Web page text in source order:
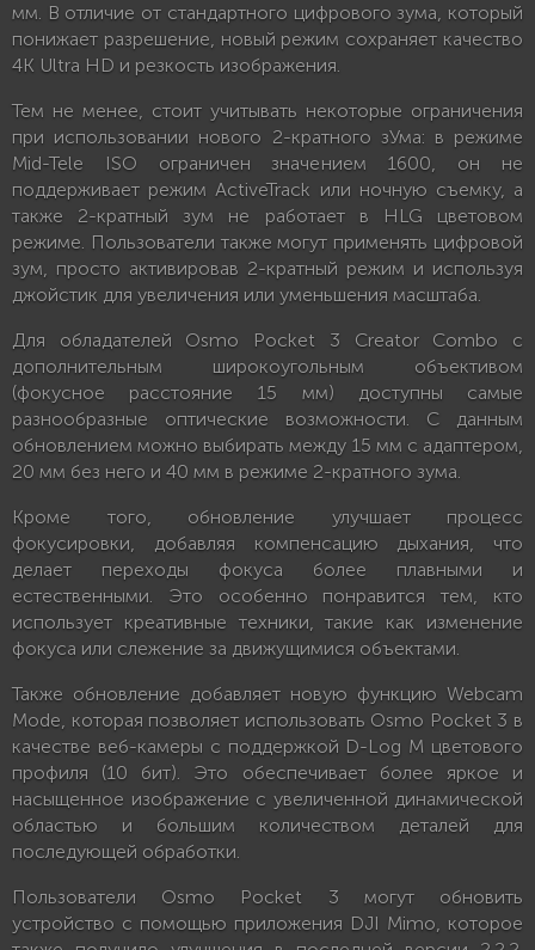
мм. В отличие от стандартного цифрового зума, который
понижает разрешение, новый режим сохраняет качество
4K Ultra HD и резкость изображения.
Тем не менее, стоит учитывать некоторые ограничения
при использовании нового 2-кратного зУма: в режиме
Mid-Tele ISO ограничен значением 1600, он не
поддерживает режим ActiveTrack или ночную съемку, а
также 2-кратный зум не работает в HLG цветовом
режиме. Пользователи также могут применять цифровой
зум, просто активировав 2-кратный режим и используя
джойстик для увеличения или уменьшения масштаба.
Для обладателей Osmo Pocket 3 Creator Combo с
дополнительным широкоугольным объективом
(фокусное расстояние 15 мм) доступны самые
разнообразные оптические возможности. С данным
обновлением можно выбирать между 15 мм с адаптером,
20 мм без него и 40 мм в режиме 2-кратного зума.
Кроме того, обновление улучшает процесс
фокусировки, добавляя компенсацию дыхания, что
делает переходы фокуса более плавными и
естественными. Это особенно понравится тем, кто
использует креативные техники, такие как изменение
фокуса или слежение за движущимися объектами.
Также обновление добавляет новую функцию Webcam
Mode, которая позволяет использовать Osmo Pocket 3 в
качестве веб-камеры с поддержкой D-Log M цветового
профиля (10 бит). Это обеспечивает более яркое и
насыщенное изображение с увеличенной динамической
областью и большим количеством деталей для
последующей обработки.
Пользователи Osmo Pocket 3 могут обновить
устройство с помощью приложения DJI Mimo, которое